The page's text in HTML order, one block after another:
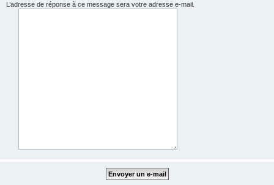
L’adresse de réponse à ce message sera votre adresse e-mail.